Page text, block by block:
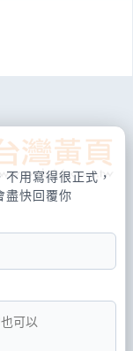
用寫得很正式，
盡快回覆你